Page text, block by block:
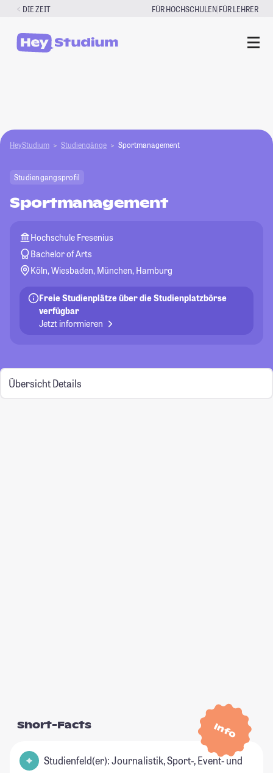
Zum
springen
DIE ZEIT FÜR HOCHSCHULEN|FÜR LEHRER
HeyStudium Studiengänge Sportmanagement
Studiengangsprofil
Sportmanagement
Hochschule Fresenius
Bachelor of Arts
Köln, Wiesbaden, München, Hamburg
Freie Studienplätze über die Studienplatzbörse
verfügbar
Jetzt informieren
Übersicht Details
Info
Short-Facts
Studienfeld(er): Journalistik, Sport-, Event- und